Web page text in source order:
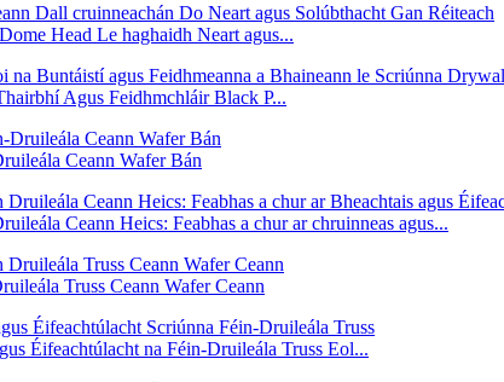
Head Le haghaidh Neart agus...
Agus Feidhmchláir Black P...
Ceann Wafer Bán
Ceann Heics: Feabhas a chur ar chruinneas agus...
Truss Ceann Wafer Ceann
Éifeachtúlacht na Féin-Druileála Truss Eol...